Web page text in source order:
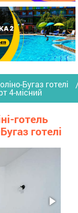
Бугаз готелі
4-місний
готель
готелі